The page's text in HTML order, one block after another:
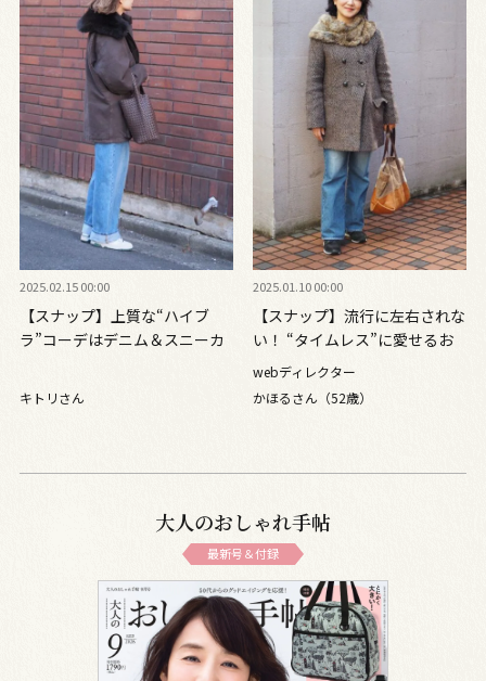
2025.02.15 00:00
【スナップ】上質な“ハイブ
ラ”コーデはデニム＆スニーカ
キトリさん
2025.01.10 00:00
【スナップ】流行に左右されな
い！ “タイムレス”に愛せるお
気に入りをちりばめて
webディレクター
かほるさん（52歳）
大人のおしゃれ手帖
最新号＆付録